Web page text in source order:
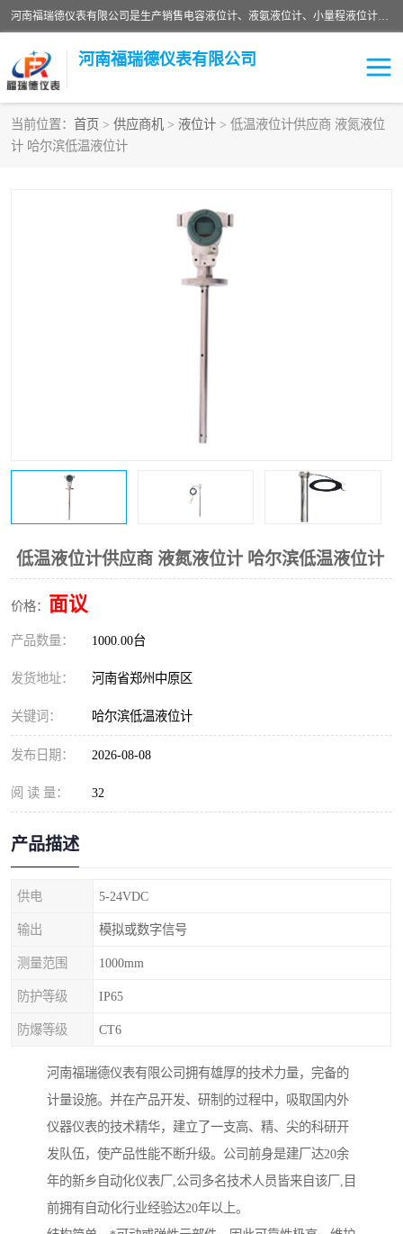
河南福瑞德仪表有限公司是生产销售电容液位计、液氨液位计、小量程液位计定制、智能锅炉水位计、液氮液位计等；并在产品开发、研制的过程中，吸取国内外仪器仪表的技术精华，建立了一支高、精、尖的科研开发队伍，使产品性能不断升级。
河南福瑞德仪表有限公司
当前位置： 首页 > 供应商机 > 液位计 > 低温液位计供应商 液氮液位
计 哈尔滨低温液位计
低温液位计供应商 液氮液位计 哈尔滨低温液位计
价格： 面议
产品数量： 1000.00台
发货地址： 河南省郑州中原区
关键词： 哈尔滨低温液位计
发布日期： 2026-08-08
阅 读 量： 32
产品描述
供电 5-24VDC
输出 模拟或数字信号
测量范围 1000mm
防护等级 IP65
防爆等级 CT6
河南福瑞德仪表有限公司拥有雄厚的技术力量，完备的
计量设施。并在产品开发、研制的过程中，吸取国内外
仪器仪表的技术精华，建立了一支高、精、尖的科研开
发队伍，使产品性能不断升级。公司前身是建厂达20余
年的新乡自动化仪表厂,公司多名技术人员皆来自该厂,目
前拥有自动化行业经验达20年以上。
液位计
液氮液位计
液位计传感器定制
流量仪表 加油站液位仪